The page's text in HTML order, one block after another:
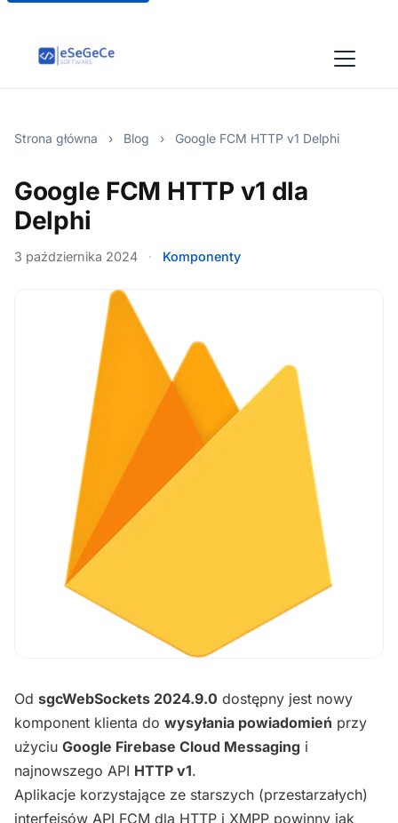
Strona główna › Blog › Google FCM HTTP v1 Delphi
Google FCM HTTP v1 dla
Delphi
3 października 2024 · Komponenty
Od sgcWebSockets 2024.9.0 dostępny jest nowy
komponent klienta do wysyłania powiadomień przy
użyciu Google Firebase Cloud Messaging i
najnowszego API HTTP v1.
Aplikacje korzystające ze starszych (przestarzałych)
interfejsów API FCM dla HTTP i XMPP powinny jak